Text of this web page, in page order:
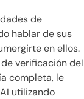
de
hablar de sus
en ellos.
verificación del
completa, le
utilizando